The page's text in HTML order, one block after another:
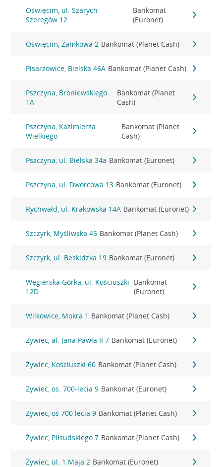
Oświęcim, ul. Szarych
Szeregów 12
Bankomat
(Euronet)
Oświęcim, Zamkowa 2 Bankomat (Planet Cash)
Pisarzowice, Bielska 46A Bankomat (Planet Cash)
Pszczyna, Broniewskiego
1A
Bankomat (Planet
Cash)
Pszczyna, Kazimierza
Wielkiego
Bankomat (Planet
Cash)
Pszczyna, ul. Bielska 34a Bankomat (Euronet)
Pszczyna, ul. Dworcowa 13 Bankomat (Euronet)
Rychwałd, ul. Krakowska 14A Bankomat (Euronet)
Szczyrk, Myśliwska 45 Bankomat (Planet Cash)
Szczyrk, ul. Beskidzka 19 Bankomat (Euronet)
Węgierska Górka, ul. Kościuszki
12D
Bankomat
(Euronet)
Wilkowice, Mokra 1 Bankomat (Planet Cash)
Żywiec, al. Jana Pawła II 7 Bankomat (Euronet)
Żywiec, Kościuszki 60 Bankomat (Planet Cash)
Żywiec, os. 700-lecia 9 Bankomat (Euronet)
Żywiec, oś 700 lecia 9 Bankomat (Planet Cash)
Żywiec, Piłsudskiego 7 Bankomat (Planet Cash)
Żywiec, ul. 1 Maja 2 Bankomat (Euronet)